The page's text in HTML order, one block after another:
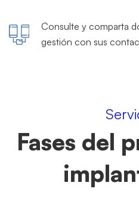
Consulte y comparta
gestión con sus
Fases del